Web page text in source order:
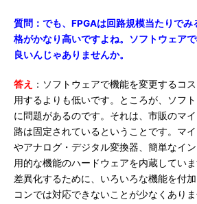
質問：でも、FPGAは回路規模当たりで
格がかなり高いですよね。ソフトウェア
良いんじゃありませんか。
答え
：ソフトウェアで機能を変更するコ
用するよりも低いです。ところが、ソフ
に問題があるのです。それは、市販のマ
路は固定されているということです。マ
やアナログ・デジタル変換器、簡単なイ
用的な機能のハードウェアを内蔵してい
差異化するために、いろいろな機能を付
コンでは対応できないことが少なくあり